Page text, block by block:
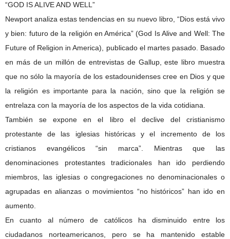
“GOD IS ALIVE AND WELL”
Newport analiza estas tendencias en su nuevo libro, “Dios está vivo
y bien: futuro de la religión en América” (God Is Alive and Well: The
Future of Religion in America), publicado el martes pasado. Basado
en más de un millón de entrevistas de Gallup, este libro muestra
que no sólo la mayoría de los estadounidenses cree en Dios y que
la religión es importante para la nación, sino que la religión se
entrelaza con la mayoría de los aspectos de la vida cotidiana.
También se expone en el libro el declive del cristianismo
protestante de las iglesias históricas y el incremento de los
cristianos evangélicos “sin marca”. Mientras que las
denominaciones protestantes tradicionales han ido perdiendo
miembros, las iglesias o congregaciones no denominacionales o
agrupadas en alianzas o movimientos “no históricos” han ido en
aumento.
En cuanto al número de católicos ha disminuido entre los
ciudadanos norteamericanos, pero se ha mantenido estable